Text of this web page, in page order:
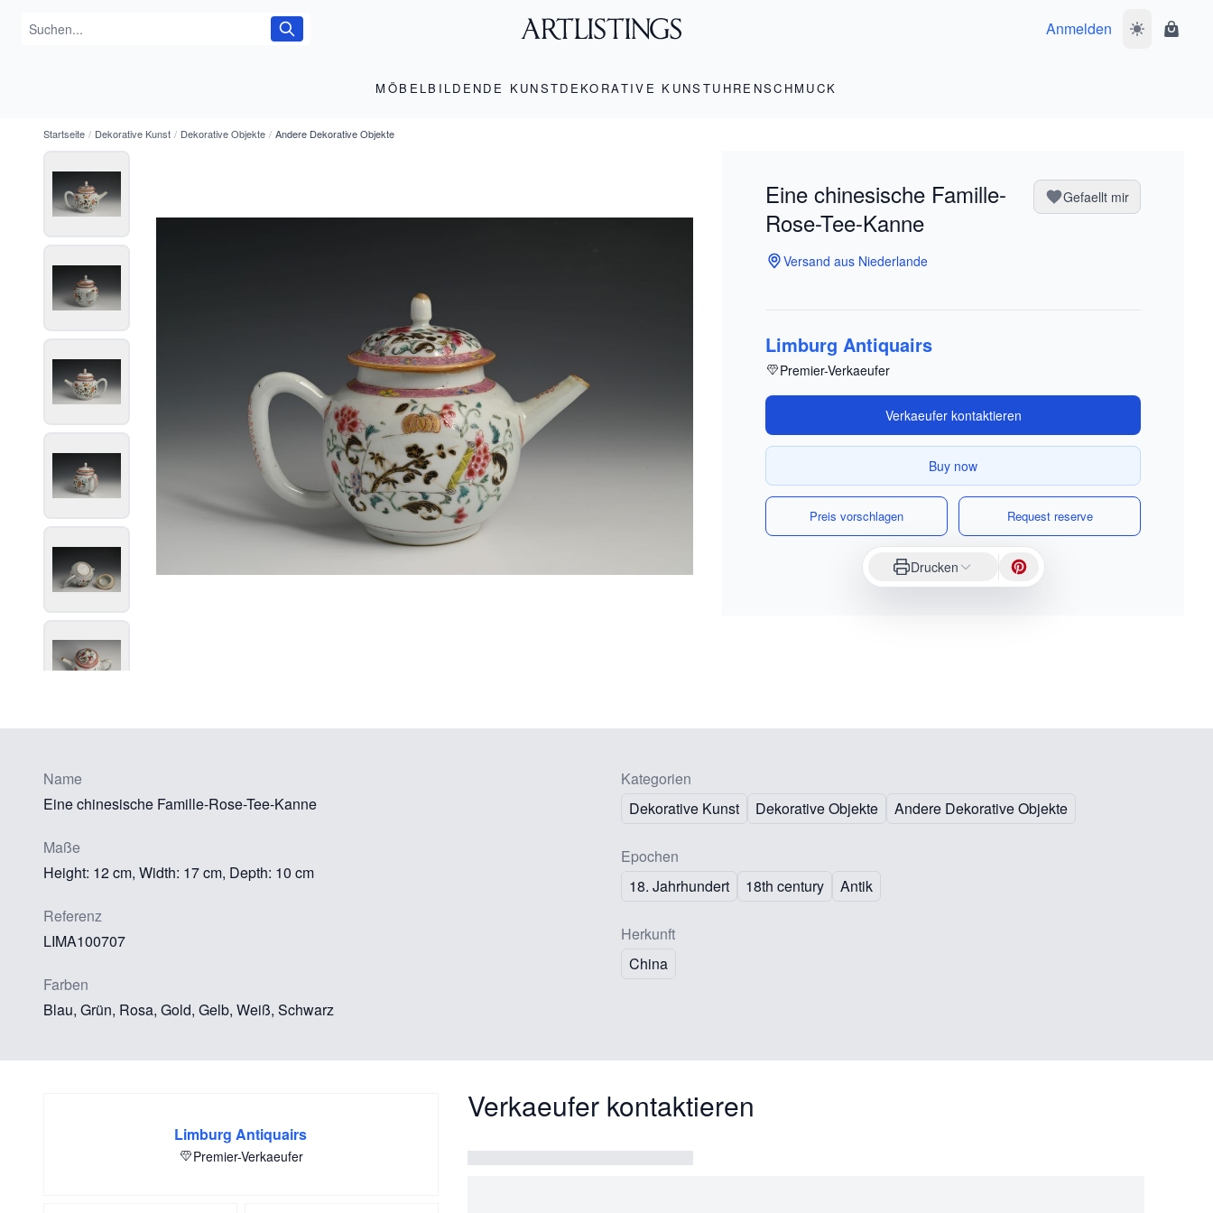
Anmelden
MÖBELBILDENDE KUNSTDEKORATIVE KUNSTUHRENSCHMUCK
Startseite / Dekorative Kunst / Dekorative Objekte / Andere Dekorative Objekte
Eine chinesische Famille-
Rose-Tee-Kanne
Gefaellt mir
Versand aus Niederlande
Limburg Antiquairs
Premier-Verkaeufer
Verkaeufer kontaktieren
Buy now
Preis vorschlagen Request reserve
Drucken
Name
Eine chinesische Famille-Rose-Tee-Kanne
Maße
Height: 12 cm, Width: 17 cm, Depth: 10 cm
Referenz
LIMA100707
Farben
Blau, Grün, Rosa, Gold, Gelb, Weiß, Schwarz
Kategorien
Dekorative Kunst
Dekorative Objekte Andere Dekorative Objekte
Epochen
18. Jahrhundert
18th century Antik
Herkunft
China
Limburg Antiquairs
Premier-Verkaeufer
Verkaeufer kontaktieren